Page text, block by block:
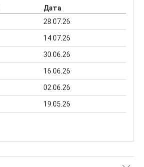
Дата
28.07.26
14.07.26
30.06.26
16.06.26
02.06.26
19.05.26